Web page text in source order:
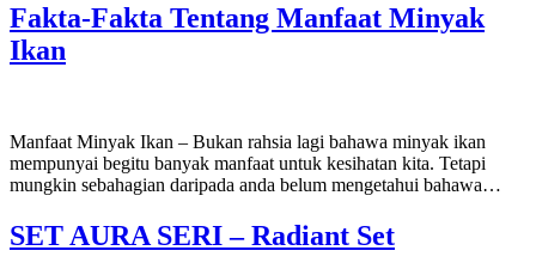
Fakta-Fakta Tentang Manfaat Minyak
Ikan
Manfaat Minyak Ikan – Bukan rahsia lagi bahawa minyak ikan
mempunyai begitu banyak manfaat untuk kesihatan kita. Tetapi
mungkin sebahagian daripada anda belum mengetahui bahawa…
SET AURA SERI – Radiant Set